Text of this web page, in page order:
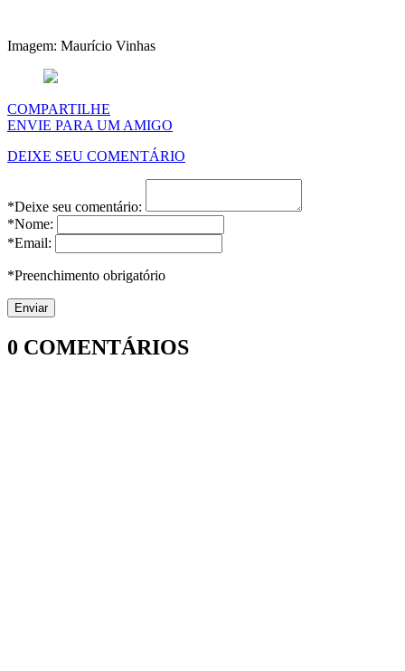
Imagem: Maurício Vinhas
COMPARTILHE
ENVIE PARA UM AMIGO
DEIXE SEU COMENTÁRIO
*Deixe seu comentário:
*Nome:
*Email:
*Preenchimento obrigatório
0 COMENTÁRIOS